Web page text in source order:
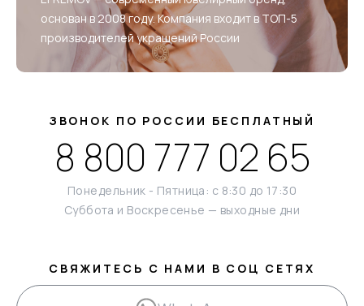
основан в 2008 году. Компания входит в ТОП-5
производителей украшений России
ЗВОНОК ПО РОССИИ БЕСПЛАТНЫЙ
8 800 777 02 65
Понедельник - Пятница: с 8:30 до 17:30
Суббота и Воскресенье — выходные дни
СВЯЖИТЕСЬ С НАМИ В СОЦ СЕТЯХ